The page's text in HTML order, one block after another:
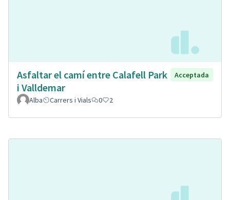
Asfaltar el camí entre Calafell Park
i Valldemar
Acceptada
Alba Carrers i Vials 0 2